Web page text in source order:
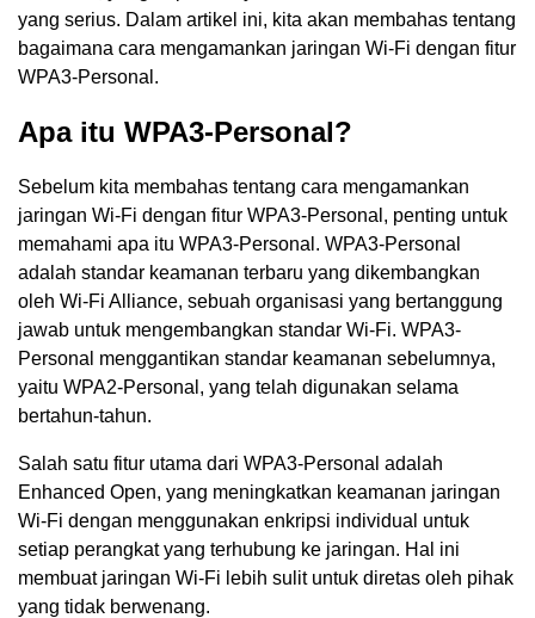
yang serius. Dalam artikel ini, kita akan membahas tentang
bagaimana cara mengamankan jaringan Wi-Fi dengan fitur
WPA3-Personal.
Apa itu WPA3-Personal?
Sebelum kita membahas tentang cara mengamankan
jaringan Wi-Fi dengan fitur WPA3-Personal, penting untuk
memahami apa itu WPA3-Personal. WPA3-Personal
adalah standar keamanan terbaru yang dikembangkan
oleh Wi-Fi Alliance, sebuah organisasi yang bertanggung
jawab untuk mengembangkan standar Wi-Fi. WPA3-
Personal menggantikan standar keamanan sebelumnya,
yaitu WPA2-Personal, yang telah digunakan selama
bertahun-tahun.
Salah satu fitur utama dari WPA3-Personal adalah
Enhanced Open, yang meningkatkan keamanan jaringan
Wi-Fi dengan menggunakan enkripsi individual untuk
setiap perangkat yang terhubung ke jaringan. Hal ini
membuat jaringan Wi-Fi lebih sulit untuk diretas oleh pihak
yang tidak berwenang.